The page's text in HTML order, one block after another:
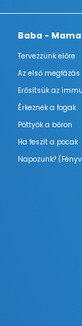
Baba - Mama
Tervezzünk előre
Az első megfázás
Erősítsük az
Érkeznek a fogak
Pöttyök a bőron
Ha feszít a pocak
Napozunk?